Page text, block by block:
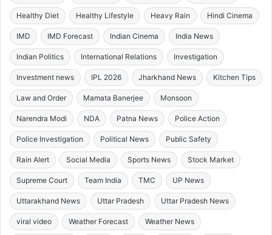
Healthy Diet Healthy Lifestyle Heavy Rain Hindi Cinema
IMD IMD Forecast Indian Cinema India News
Indian Politics International Relations Investigation
Investment news IPL 2026 Jharkhand News Kitchen Tips
Law and Order Mamata Banerjee Monsoon
Narendra Modi NDA Patna News Police Action
Police Investigation Political News Public Safety
Rain Alert Social Media Sports News Stock Market
Supreme Court Team India TMC UP News
Uttarakhand News Uttar Pradesh Uttar Pradesh News
viral video Weather Forecast Weather News